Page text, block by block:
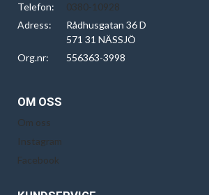
Telefon:
0380-10928
Adress:
Rådhusgatan 36 D
571 31 NÄSSJÖ
Org.nr:
556363-3998
OM OSS
Om oss
Instagram
Facebook